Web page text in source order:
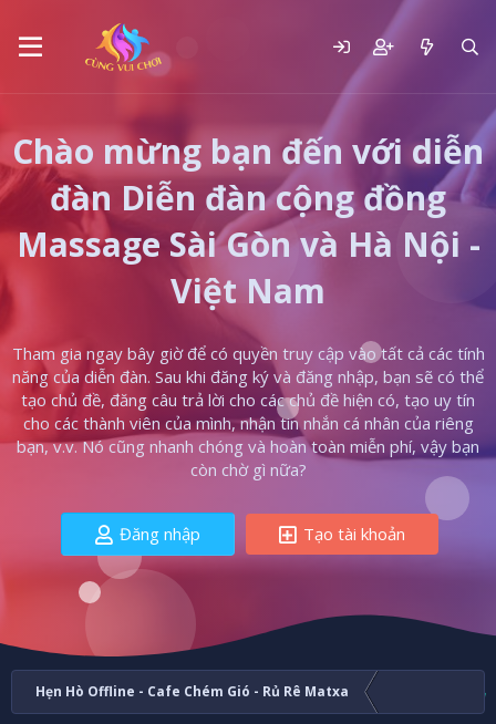
Chào mừng bạn đến với diễn
đàn Diễn đàn cộng đồng
Massage Sài Gòn và Hà Nội -
Việt Nam
Tham gia ngay bây giờ để có quyền truy cập vào tất cả các tính
năng của diễn đàn. Sau khi đăng ký và đăng nhập, bạn sẽ có thể
tạo chủ đề, đăng câu trả lời cho các chủ đề hiện có, tạo uy tín
cho các thành viên của mình, nhận tin nhắn cá nhân của riêng
bạn, v.v. Nó cũng nhanh chóng và hoàn toàn miễn phí, vậy bạn
còn chờ gì nữa?
Đăng nhập Tạo tài khoản
Hẹn Hò Offline - Cafe Chém Gió - Rủ Rê Matxa